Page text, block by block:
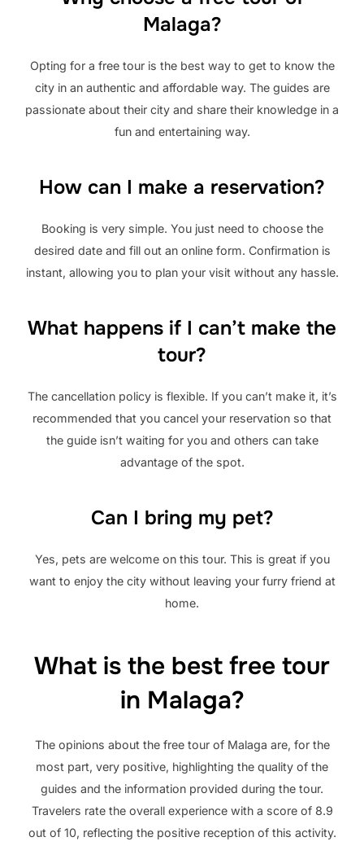
Malaga?
Opting for a free tour is the best way to get to know the
city in an authentic and affordable way. The guides are
passionate about their city and share their knowledge in a
fun and entertaining way.
How can I make a reservation?
Booking is very simple. You just need to choose the
desired date and fill out an online form. Confirmation is
instant, allowing you to plan your visit without any hassle.
What happens if I can’t make the
tour?
The cancellation policy is flexible. If you can’t make it, it’s
recommended that you cancel your reservation so that
the guide isn’t waiting for you and others can take
advantage of the spot.
Can I bring my pet?
Yes, pets are welcome on this tour. This is great if you
want to enjoy the city without leaving your furry friend at
home.
What is the best free tour
in Malaga?
The opinions about the free tour of Malaga are, for the
most part, very positive, highlighting the quality of the
guides and the information provided during the tour.
Travelers rate the overall experience with a score of 8.9
out of 10, reflecting the positive reception of this activity.